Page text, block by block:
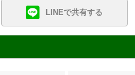
LINEで共有する